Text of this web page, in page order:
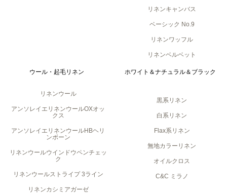
リネンキャンバス
ベーシック No.9
リネンワッフル
リネンベルベット
ウール・起毛リネン
リネンウール
アンソレイエリネンウールOXオッ
クス
アンソレイエリネンウールHBヘリ
ンボーン
リネンウールウインドウペンチェッ
ク
リネンウールストライプ 3ライン
リネンカシミアガーゼ
ホワイト＆ナチュラル＆ブラック
黒系リネン
白系リネン
Flax系リネン
無地カラーリネン
オイルクロス
C&C ミラノ